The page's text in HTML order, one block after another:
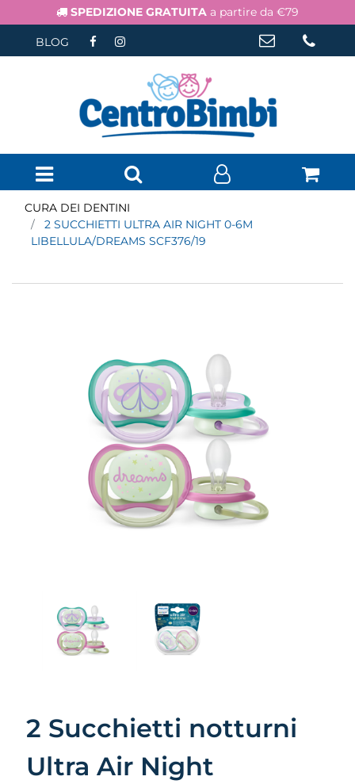
SPEDIZIONE GRATUITA a partire da €79
BLOG
Open menu
CURA DEI DENTINI
2 SUCCHIETTI ULTRA AIR NIGHT 0-6M
LIBELLULA/DREAMS SCF376/19
2 Succhietti notturni
Ultra Air Night